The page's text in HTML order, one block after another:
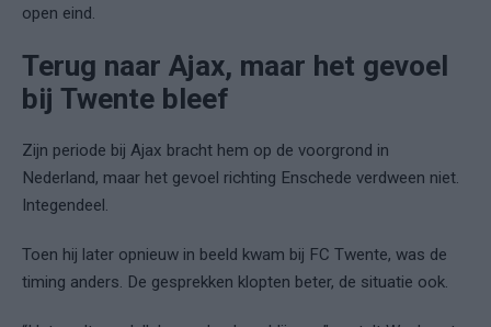
open eind.
Terug naar Ajax, maar het gevoel
bij Twente bleef
Zijn periode bij Ajax bracht hem op de voorgrond in
Nederland, maar het gevoel richting Enschede verdween niet.
Integendeel.
Toen hij later opnieuw in beeld kwam bij FC Twente, was de
timing anders. De gesprekken klopten beter, de situatie ook.